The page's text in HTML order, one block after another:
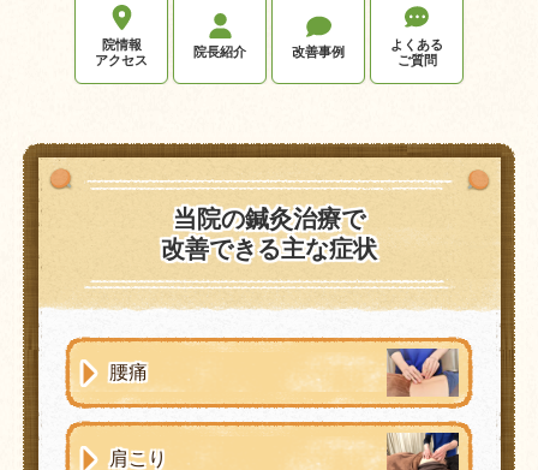
院情報
アクセス
院長紹介 改善事例
よくある
ご質問
当院の鍼灸治療で
改善できる主な症状
腰痛
肩こり